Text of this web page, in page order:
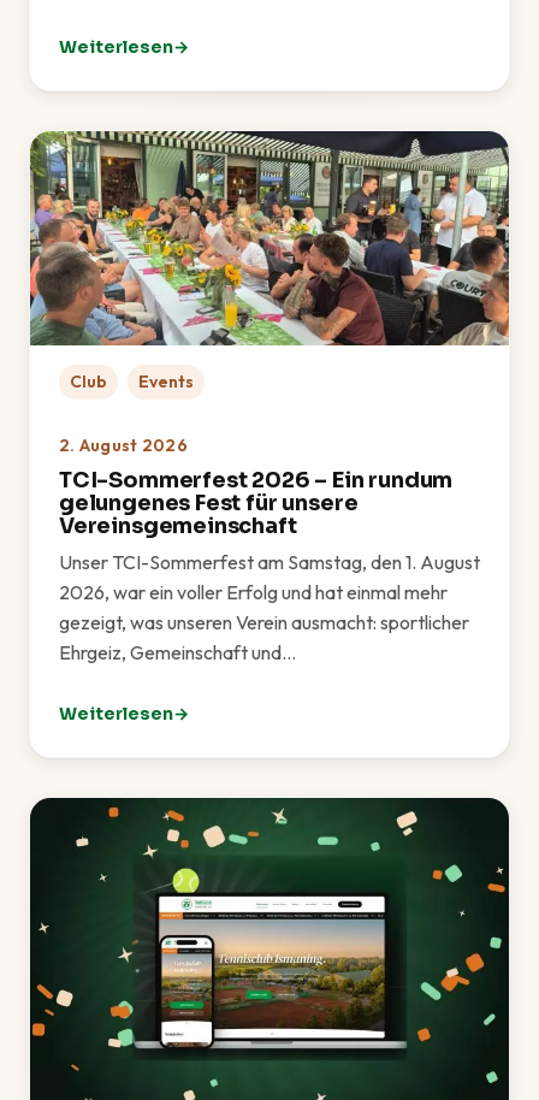
Weiterlesen
: Golf-Schnupperkurs: TCI zu Gast bei OPEN.9
Club Events
2. August 2026
TCI-Sommerfest 2026 – Ein rundum
gelungenes Fest für unsere
Vereinsgemeinschaft
Unser TCI-Sommerfest am Samstag, den 1. August
2026, war ein voller Erfolg und hat einmal mehr
gezeigt, was unseren Verein ausmacht: sportlicher
Ehrgeiz, Gemeinschaft und…
Weiterlesen
: TCI-Sommerfest 2026 – Ein rundum gelungenes